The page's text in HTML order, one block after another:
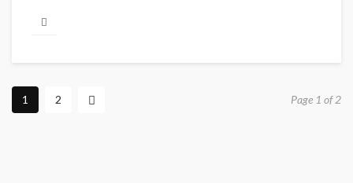
1 2 Page 1 of 2